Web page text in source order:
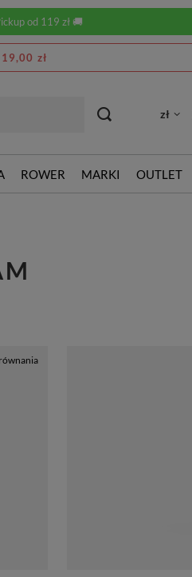
od 119 zł 🚚
zł
zł
ROWER MARKI OUTLET